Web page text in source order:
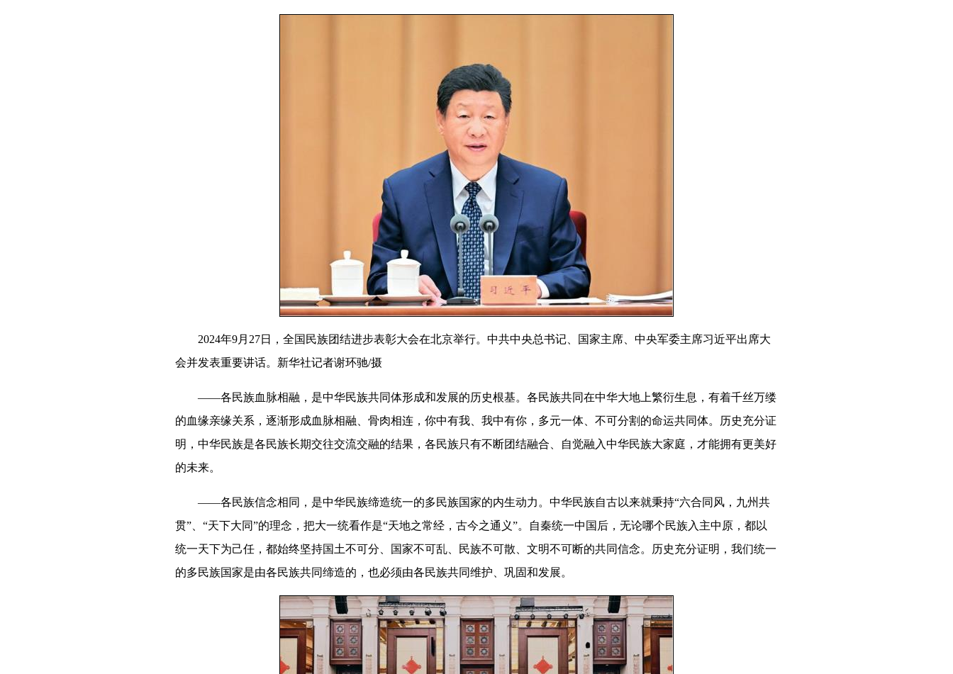
2024年9月27日，全国民族团结进步表彰大会在北京举行。中共中央总书记、国家主席、中央军委主席习近平出席大
会并发表重要讲话。新华社记者谢环驰/摄
——各民族血脉相融，是中华民族共同体形成和发展的历史根基。各民族共同在中华大地上繁衍生息，有着千丝万缕
的血缘亲缘关系，逐渐形成血脉相融、骨肉相连，你中有我、我中有你，多元一体、不可分割的命运共同体。历史充分证
明，中华民族是各民族长期交往交流交融的结果，各民族只有不断团结融合、自觉融入中华民族大家庭，才能拥有更美好
的未来。
——各民族信念相同，是中华民族缔造统一的多民族国家的内生动力。中华民族自古以来就秉持“六合同风，九州共
贯”、“天下大同”的理念，把大一统看作是“天地之常经，古今之通义”。自秦统一中国后，无论哪个民族入主中原，都以
统一天下为己任，都始终坚持国土不可分、国家不可乱、民族不可散、文明不可断的共同信念。历史充分证明，我们统一
的多民族国家是由各民族共同缔造的，也必须由各民族共同维护、巩固和发展。